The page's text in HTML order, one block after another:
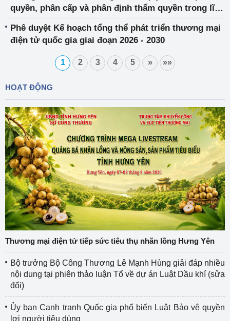
quyền, phân cấp và phân định thẩm quyền trong lĩnh
Phê duyệt Kế hoạch tổng thể phát triển thương mại
điện tử quốc gia giai đoạn 2026 - 2030
1 2 3 4 5 » »»
HOẠT ĐỘNG
Thương mại điện tử tiếp sức tiêu thụ nhãn lồng Hưng Yên
Bộ trưởng Bộ Công Thương Lê Mạnh Hùng giải đáp nhiều
nội dung tại phiên thảo luận Tổ về dự án Luật Dầu khí (sửa
đổi)
Ủy ban Cạnh tranh Quốc gia phổ biến Luật Bảo vệ quyền
lợi người tiêu dùng